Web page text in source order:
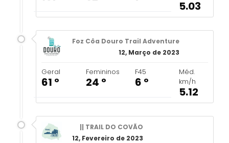
5.03
Foz Côa Douro Trail Adventure
12, Março de 2023
Geral
61 º
Femininos
24 º
F45
6 º
Méd.
km/h
5.12
|| TRAIL DO COVÃO
12, Fevereiro de 2023